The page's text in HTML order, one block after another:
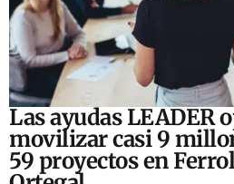
Las ayudas LEADER
movilizar casi 9
59 proyectos en